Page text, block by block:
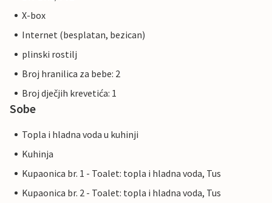
X-box
Internet (besplatan, bezican)
plinski rostilj
Broj hranilica za bebe: 2
Broj dječjih krevetića: 1
Sobe
Topla i hladna voda u kuhinji
Kuhinja
Kupaonica br. 1 - Toalet: topla i hladna voda, Tus
Kupaonica br. 2 - Toalet: topla i hladna voda, Tus